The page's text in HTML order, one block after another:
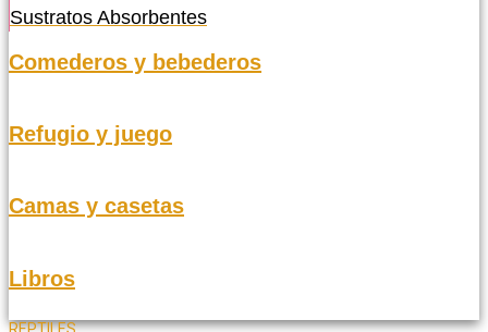
Sustratos Absorbentes
Comederos y bebederos
Refugio y juego
Camas y casetas
Libros